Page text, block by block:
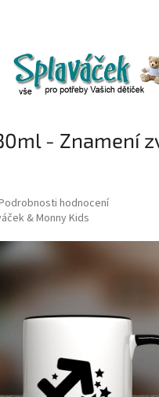
- Znamení
hodnocení
& Monny Kids